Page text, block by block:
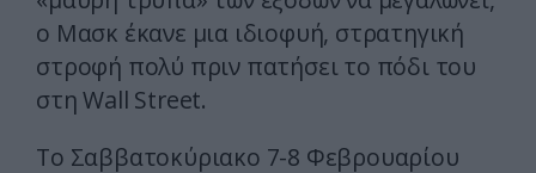
ο Μασκ έκανε μια ιδιοφυή, στρατηγική
στροφή πολύ πριν πατήσει το πόδι του
στη Wall Street.
Το Σαββατοκύριακο 7-8 Φεβρουαρίου